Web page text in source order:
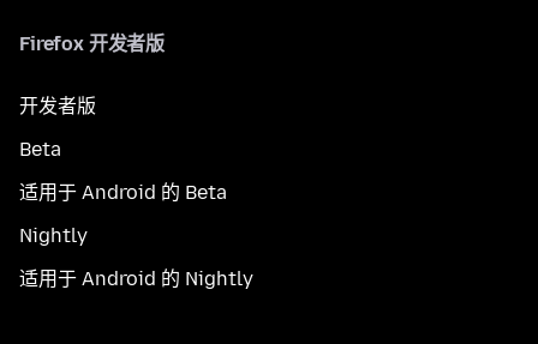
Firefox 开发者版
开发者版
Beta
适用于 Android 的 Beta
Nightly
适用于 Android 的 Nightly